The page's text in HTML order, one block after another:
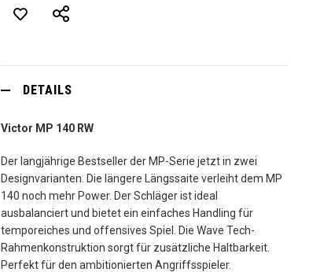
DETAILS
Victor MP 140 RW
Der langjährige Bestseller der MP-Serie jetzt in zwei
Designvarianten. Die längere Längssaite verleiht dem MP
140 noch mehr Power. Der Schläger ist ideal
ausbalanciert und bietet ein einfaches Handling für
temporeiches und offensives Spiel. Die Wave Tech-
Rahmenkonstruktion sorgt für zusätzliche Haltbarkeit.
Perfekt für den ambitionierten Angriffsspieler.